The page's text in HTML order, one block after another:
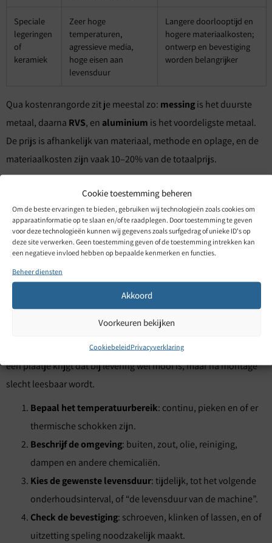
Cookie toestemming beheren
Om de beste ervaringen te bieden, gebruiken wij technologieën zoals cookies om
apparaatinformatie op te slaan en/of te raadplegen. Door toestemming te geven
voor deze technologieën kunnen wij gegevens zoals surfgedrag of unieke ID's op
deze site verwerken. Geen toestemming geven of de toestemming intrekken kan
een negatieve invloed hebben op bepaalde kenmerken en functies.
Beheer diensten
Akkoord
Voorkeuren bekijken
CookiebeleidPrivacyverklaring
Speciale
legeringen
of
keramiek
Zeer hoge
temperaturen,
agressieve media,
hoge eisen aan
levensduur
Langere doorlooptijd en
hogere materiaalkosten;
ontwerp en bevestiging
worden belangrijker
Qua kostenrangorde zit je meestal zo: messingis het duurste
metaal, daarna RVS, en aluminium is het voordeligste metaal.
De prijs is afhankelijk van materiaal, methode en oplage, en de
materiaalkosten zijn vaak 10–20% van de totaalprijs.
Praktische checklist voor
materiaalkeuze en
markeertechniek
Je kiest het juiste materiaal voor hittebestendige typeplaten
door eerst de belasting scherp te krijgen en daarna pas de
markeertechniek te bepalen. Dit helpt je te voorkomen dat je
een plaatje krijgt dat bij levering wel mooi is, maar na montage
slecht leesbaar wordt.
Bepaal het temperatuurbereik: continu, pieken en of er
thermische schokken zijn.
Beschrijf de omgeving: buiten, zout, olie, reiniging,
dampen en andere chemicaliën.
Kies de gewenste levensduur: tijdelijk, tot het volgende
onderhoudsinterval, of “de levensduur van de machine”.
Check de bevestiging: schroeven, klinken of lassen, en of
uitzetting speling noodzakelijk maakt.